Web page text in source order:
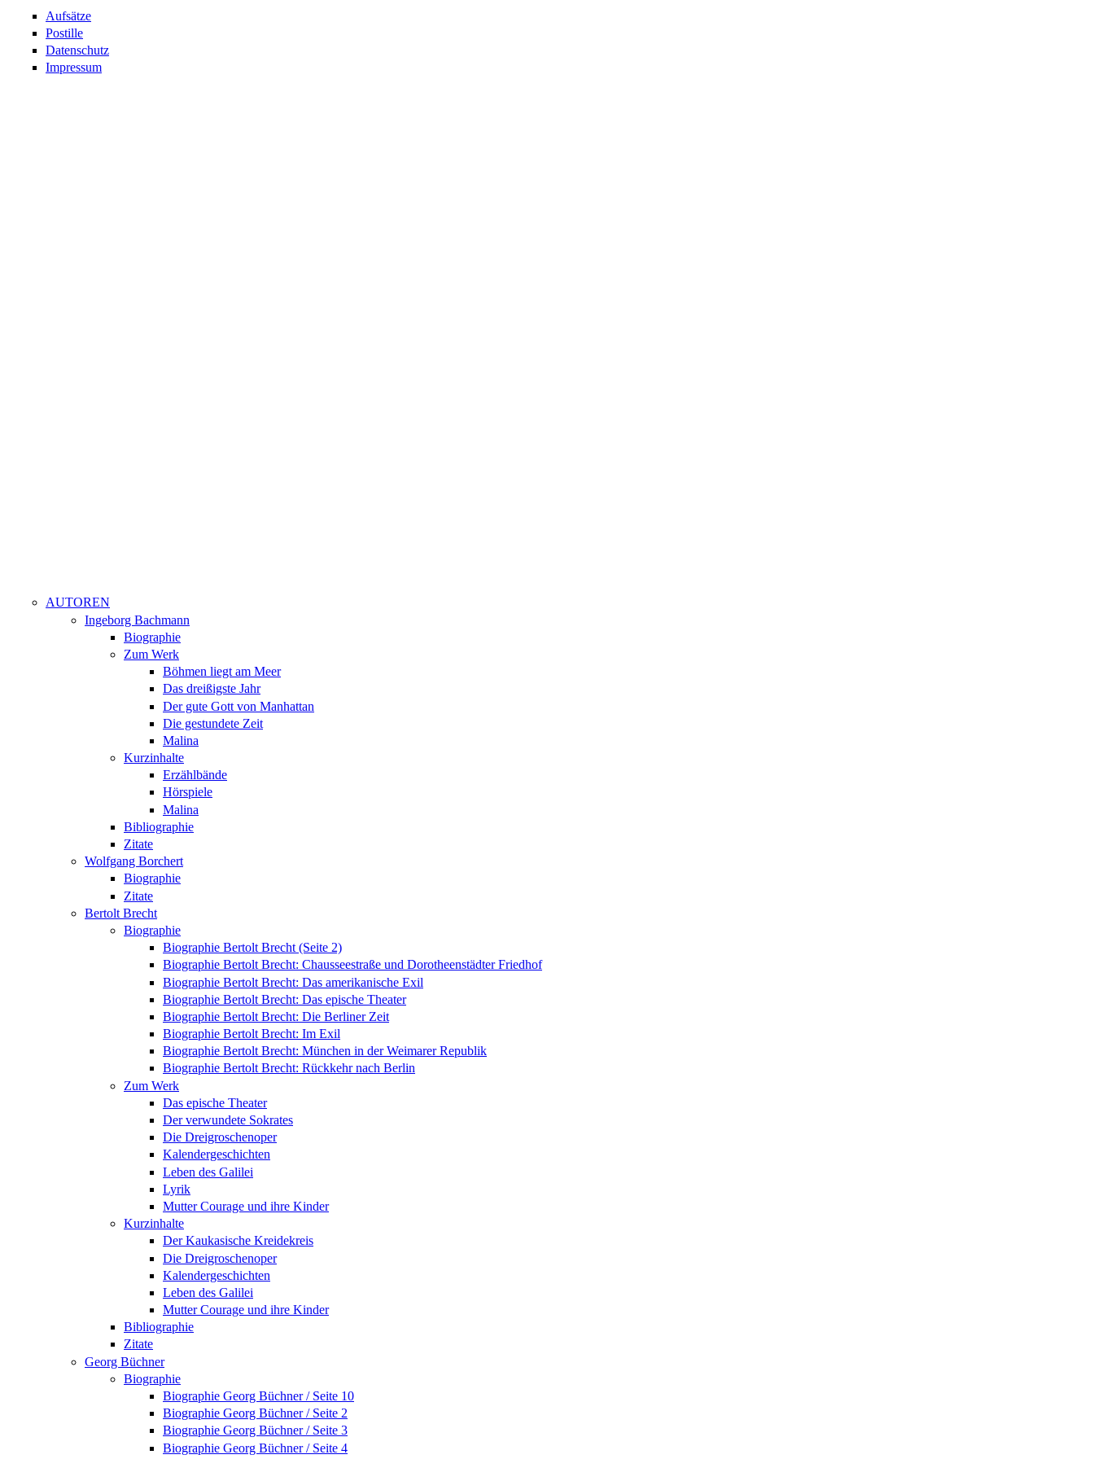
Aufsätze
Postille
Datenschutz
Impressum
AUTOREN
Ingeborg Bachmann
Biographie
Zum Werk
Böhmen liegt am Meer
Das dreißigste Jahr
Der gute Gott von Manhattan
Die gestundete Zeit
Malina
Kurzinhalte
Erzählbände
Hörspiele
Malina
Bibliographie
Zitate
Wolfgang Borchert
Biographie
Zitate
Bertolt Brecht
Biographie
Biographie Bertolt Brecht (Seite 2)
Biographie Bertolt Brecht: Chausseestraße und Dorotheenstädter Friedhof
Biographie Bertolt Brecht: Das amerikanische Exil
Biographie Bertolt Brecht: Das epische Theater
Biographie Bertolt Brecht: Die Berliner Zeit
Biographie Bertolt Brecht: Im Exil
Biographie Bertolt Brecht: München in der Weimarer Republik
Biographie Bertolt Brecht: Rückkehr nach Berlin
Zum Werk
Das epische Theater
Der verwundete Sokrates
Die Dreigroschenoper
Kalendergeschichten
Leben des Galilei
Lyrik
Mutter Courage und ihre Kinder
Kurzinhalte
Der Kaukasische Kreidekreis
Die Dreigroschenoper
Kalendergeschichten
Leben des Galilei
Mutter Courage und ihre Kinder
Bibliographie
Zitate
Georg Büchner
Biographie
Biographie Georg Büchner / Seite 10
Biographie Georg Büchner / Seite 2
Biographie Georg Büchner / Seite 3
Biographie Georg Büchner / Seite 4